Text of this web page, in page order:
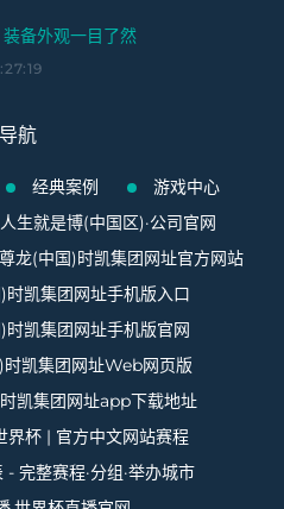
备外观一目了然
导航
经典案例
游戏中心
生就是博(中国区)·公司官网
龙(中国)时凯集团网址官方网站
凯集团网址手机版入口
凯集团网址手机版官网
凯集团网址Web网页版
凯集团网址app下载地址
界杯 | 官方中文网站赛程
完整赛程·分组·举办城市